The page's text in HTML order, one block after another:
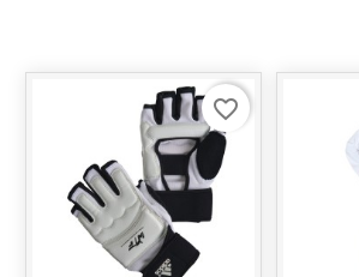
favorite_border